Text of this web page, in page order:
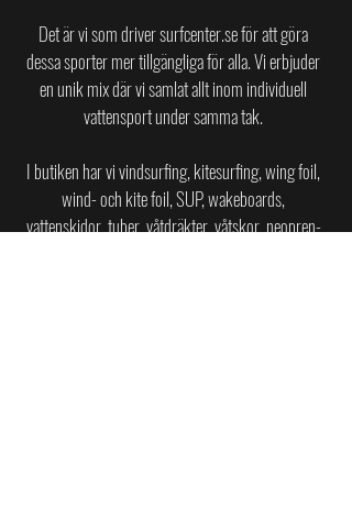
Det är vi som driver surfcenter.se för att göra
dessa sporter mer tillgängliga för alla.Vi erbjuder
en unik mix där vi samlat allt inom individuell
vattensport under samma tak.
I butiken har vi vindsurfing, kitesurfing, wing foil,
wind- och kite foil, SUP, wakeboards,
vattenskidor, tuber, våtdräkter, våtskor, neopren-